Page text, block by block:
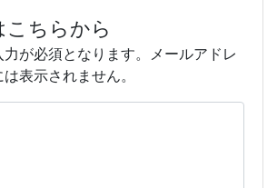
こちらから
が必須となります。メールアドレ
表示されません。